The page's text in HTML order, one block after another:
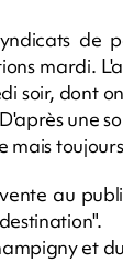
de
mardi.
soir, dont
une
mais
au
et